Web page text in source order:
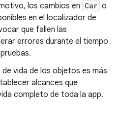
los cambios en Car o
en el localizador de
que fallen las
errores durante el tiempo
vida de los objetos es más
alcances que
completo de toda la app.